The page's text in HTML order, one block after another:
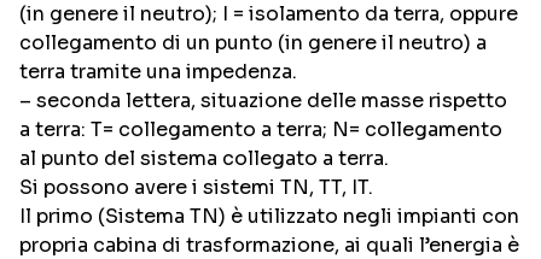
(in genere il neutro); I = isolamento da terra, oppure
collegamento di un punto (in genere il neutro) a
terra tramite una impedenza.
– seconda lettera, situazione delle masse rispetto
a terra: T= collegamento a terra; N= collegamento
al punto del sistema collegato a terra.
Si possono avere i sistemi TN, TT, IT.
Il primo (Sistema TN) è utilizzato negli impianti con
propria cabina di trasformazione, ai quali l’energia è